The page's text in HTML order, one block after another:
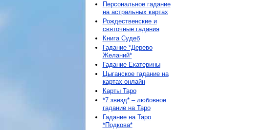
Персональное гадание
на астральных картах
Рождественские и
святочные гадания
Книга Судеб
Гадание *Дерево
Желаний*
Гадание Екатерины
Цыганское гадание на
картах онлайн
Карты Таро
*7 звезд* – любовное
гадание на Таро
Гадание на Таро
*Подкова*